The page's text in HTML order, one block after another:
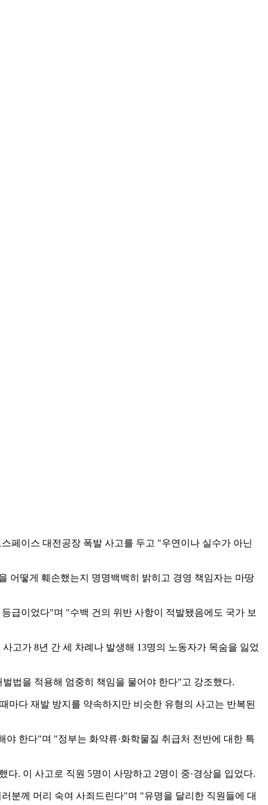
페이스 대전공장 폭발 사고를 두고 "우연이나 실수가 아닌
어떻게 훼손했는지 명명백백히 밝히고 경영 책임자는 마땅
급이었다"며 "수백 건의 위반 사항이 적발됐음에도 국가 보
고가 8년 간 세 차례나 발생해 13명의 노동자가 목숨을 잃었
법을 적용해 엄중히 책임을 물어야 한다"고 강조했다.
다 재발 방지를 약속하지만 비슷한 유형의 사고는 반복된
한다"며 "정부는 화약류·화학물질 취급처 전반에 대한 특
. 이 사고로 직원 5명이 사망하고 2명이 중·경상을 입었다.
분께 머리 숙여 사죄드린다"며 "유명을 달리한 직원들에 대